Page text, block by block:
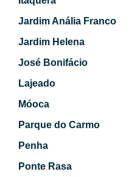
Jardim Anália Franco
Jardim Helena
José Bonifácio
Lajeado
Móoca
Parque do Carmo
Penha
Ponte Rasa